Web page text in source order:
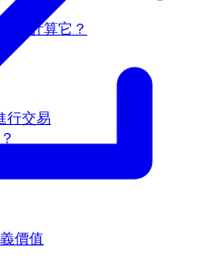
何計算它？
行交易
價值